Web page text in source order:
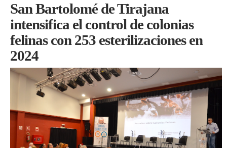
San Bartolomé de Tirajana
intensifica el control de colonias
felinas con 253 esterilizaciones en
2024